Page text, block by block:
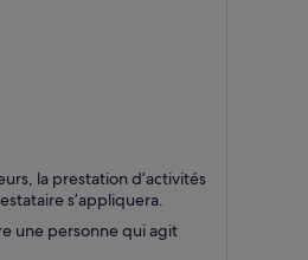
la prestation d’activités
s’appliquera.
une personne qui agit